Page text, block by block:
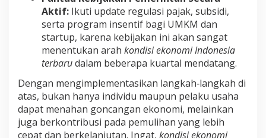
Aktif: Ikuti update regulasi pajak, subsidi,
serta program insentif bagi UMKM dan
startup, karena kebijakan ini akan sangat
menentukan arah kondisi ekonomi Indonesia
terbarudalam beberapa kuartal mendatang.
Dengan mengimplementasikan langkah‑langkah di
atas, bukan hanya individu maupun pelaku usaha
dapat menahan goncangan ekonomi, melainkan
juga berkontribusi pada pemulihan yang lebih
cepat dan berkelanjutan. Ingat, kondisi ekonomi